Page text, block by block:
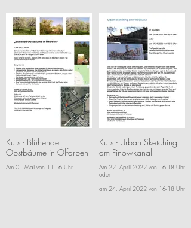
Kurs - Blühende
Obstbäume in Ölfarben
Am 01.Mai von 11-16 Uhr
Kurs - Urban Sketching
am Finowkanal
Am 22. April 2022 von 16-18 Uhr
oder
am 24. April 2022 von 16-18 Uhr